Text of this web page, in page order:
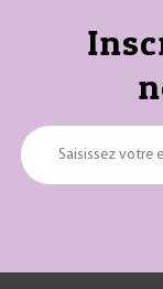
Saisissez votre